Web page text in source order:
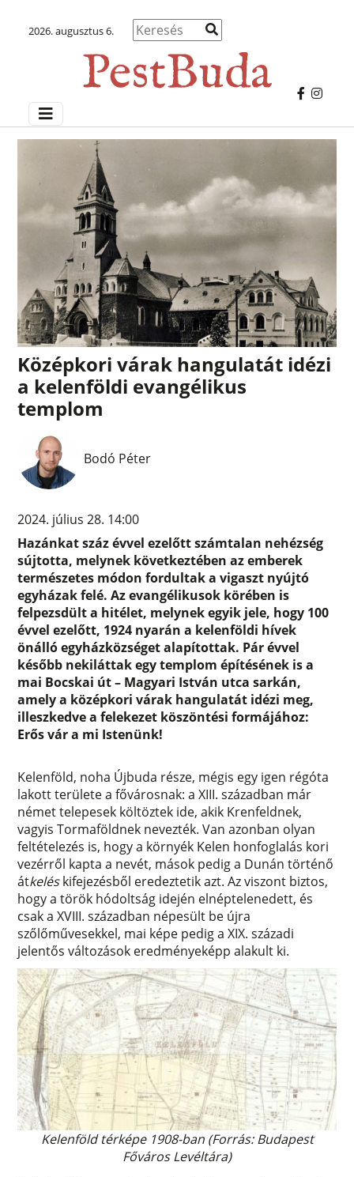
2026. augusztus 6.
Középkori várak hangulatát idézi
a kelenföldi evangélikus
templom
Bodó Péter
2024. július 28. 14:00
Hazánkat száz évvel ezelőtt számtalan nehézség
sújtotta, melynek következtében az emberek
természetes módon fordultak a vigaszt nyújtó
egyházak felé. Az evangélikusok körében is
felpezsdült a hitélet, melynek egyik jele, hogy 100
évvel ezelőtt, 1924 nyarán a kelenföldi hívek
önálló egyházközséget alapítottak. Pár évvel
később nekiláttak egy templom építésének is a
mai Bocskai út – Magyari István utca sarkán,
amely a középkori várak hangulatát idézi meg,
illeszkedve a felekezet köszöntési formájához:
Erős vár a mi Istenünk!
Kelenföld, noha Újbuda része, mégis egy igen régóta
lakott területe a fővárosnak: a XIII. században már
német telepesek költöztek ide, akik Krenfeldnek,
vagyis Tormaföldnek nevezték. Van azonban olyan
feltételezés is, hogy a környék Kelen honfoglalás kori
vezérről kapta a nevét, mások pedig a Dunán történő
átkeléskifejezésből eredeztetik azt. Az viszont biztos,
hogy a török hódoltság idején elnéptelenedett, és
csak a XVIII. században népesült be újra
szőlőművesekkel, mai képe pedig a XIX. századi
jelentős változások eredményeképp alakult ki.
Kelenföld térképe 1908-ban (Forrás: Budapest
Főváros Levéltára)